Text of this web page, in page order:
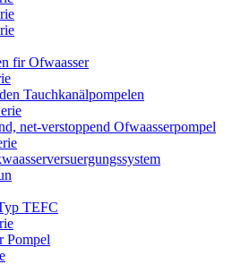
fir Ofwaasser
Tauchkanälpompelen
net-verstoppend Ofwaasserpompel
TEFC
Pompel